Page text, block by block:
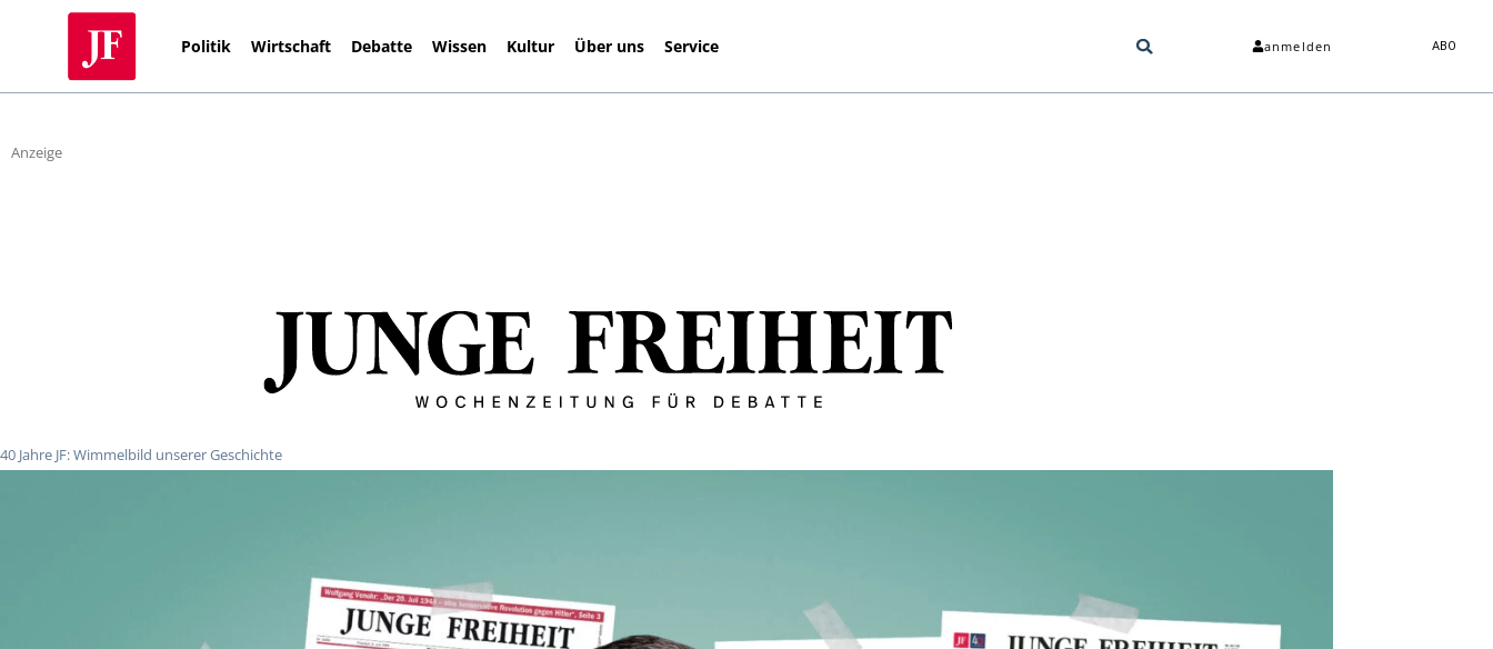
Politik Wirtschaft Debatte Wissen Kultur Über uns Service anmelden ABO
Anzeige
40 Jahre JF: Wimmelbild unserer Geschichte